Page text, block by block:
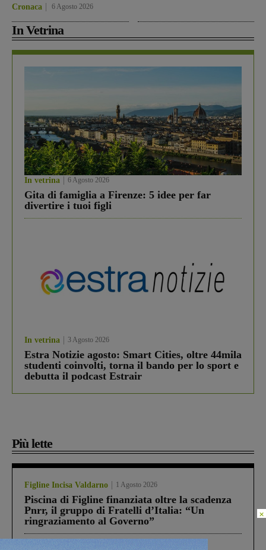
Cronaca 6 Agosto 2026
In Vetrina
In vetrina 6 Agosto 2026
Gita di famiglia a Firenze: 5 idee per far
divertire i tuoi figli
In vetrina 3 Agosto 2026
Estra Notizie agosto: Smart Cities, oltre 44mila
studenti coinvolti, torna il bando per lo sport e
debutta il podcast Estrair
Più lette
Figline Incisa Valdarno 1 Agosto 2026
Piscina di Figline finanziata oltre la scadenza
Pnrr, il gruppo di Fratelli d’Italia: “Un
ringraziamento al Governo”
×